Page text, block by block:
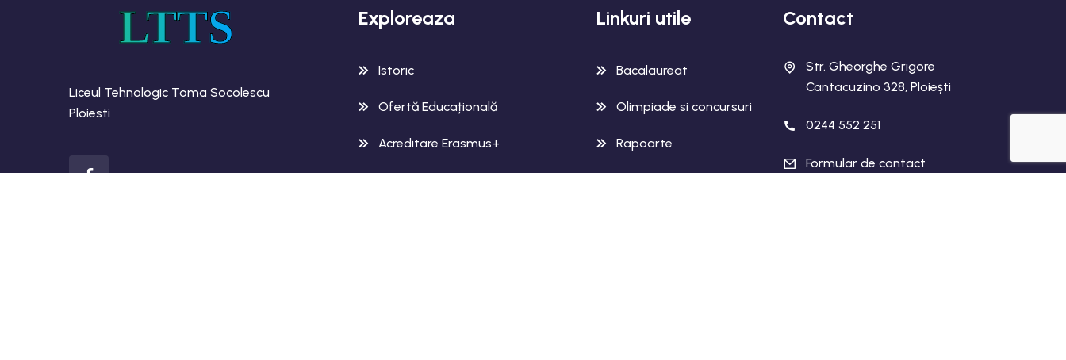
LTTS
Liceul Tehnologic Toma Socolescu
Ploiesti
Exploreaza
Istoric
Ofertă Educațională
Acreditare Erasmus+
Linkuri utile
Bacalaureat
Olimpiade si concursuri
Rapoarte
Contact
Str. Gheorghe Grigore
Cantacuzino 328, Ploiești
0244 552 251
Formular de contact